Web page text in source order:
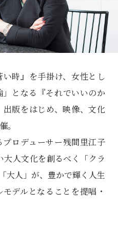
時』を手掛け、女性とし
となる『それでいいのか
版をはじめ、映像、文化
。
ロデューサー残間里江子
人文化を創るべく「クラ
大人」が、豊かで輝く人生
デルとなることを提唱・